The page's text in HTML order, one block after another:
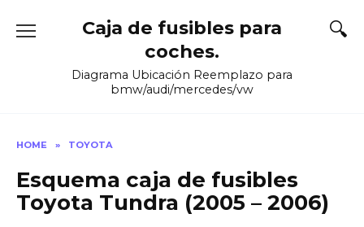
Caja de fusibles para
coches.
Diagrama Ubicación Reemplazo para
bmw/audi/mercedes/vw
HOME » TOYOTA
Esquema caja de fusibles
Toyota Tundra (2005 – 2006)